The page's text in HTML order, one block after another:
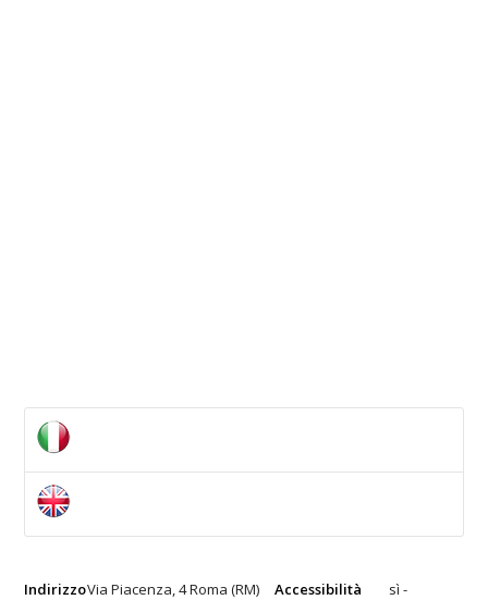
IndirizzoVia Piacenza, 4 Roma (RM)
Accessibilità
sì -